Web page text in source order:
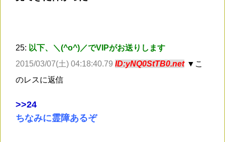
25: 以下、＼(^o^)／でVIPがお送りします
2015/03/07(土) 04:18:40.79 ID:yNQ0StTB0.net ▼こ
のレスに返信
>>24
ちなみに霊障あるぞ